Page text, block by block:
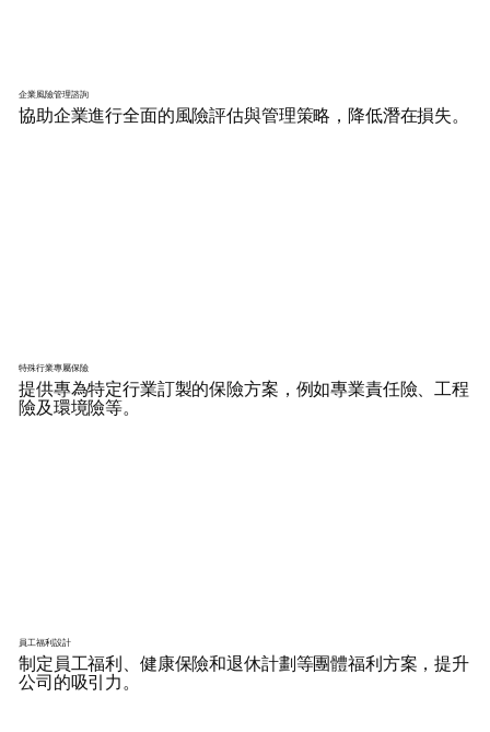
企業風險管理諮詢
協助企業進行全面的風險評估與管理策略，降低潛在損失。
特殊行業專屬保險
提供專為特定行業訂製的保險方案，例如專業責任險、工程
險及環境險等。
員工福利設計
制定員工福利、健康保險和退休計劃等團體福利方案，提升
公司的吸引力。